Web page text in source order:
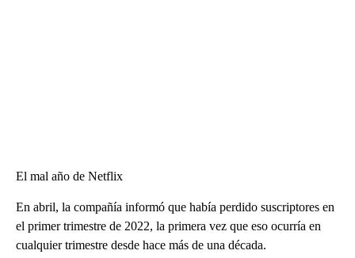
El mal año de Netflix
En abril, la compañía informó que había perdido suscriptores en
el primer trimestre de 2022, la primera vez que eso ocurría en
cualquier trimestre desde hace más de una década.